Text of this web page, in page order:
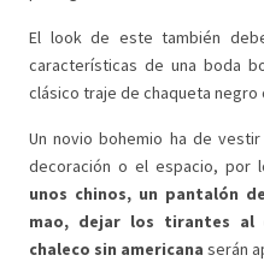
El look de este también
características de una boda
clásico traje de chaqueta negro
Un novio bohemio ha de
decoración o el espacio, por
unos chinos, un pantalón
mao, dejar los tirantes al
chaleco sin americana serán